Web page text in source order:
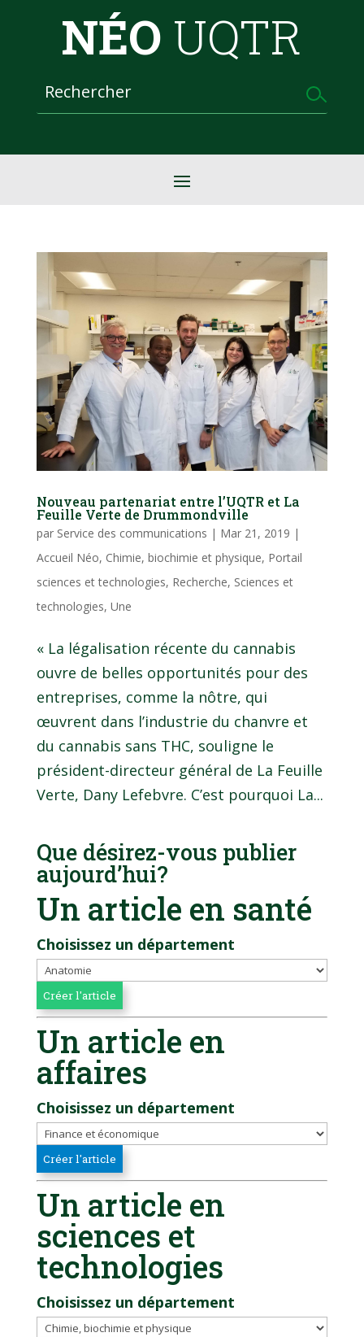
NÉO UQTR
Nouveau partenariat entre l’UQTR et La
Feuille Verte de Drummondville
par Service des communications | Mar 21, 2019 |
Accueil Néo, Chimie, biochimie et physique, Portail
sciences et technologies, Recherche, Sciences et
technologies, Une
« La légalisation récente du cannabis
ouvre de belles opportunités pour des
entreprises, comme la nôtre, qui
œuvrent dans l’industrie du chanvre et
du cannabis sans THC, souligne le
président-directeur général de La Feuille
Verte, Dany Lefebvre. C’est pourquoi La...
Que désirez-vous publier
aujourd’hui?
Un article en santé
Choisissez un département
Un article en
affaires
Choisissez un département
Un article en
sciences et
technologies
Choisissez un département